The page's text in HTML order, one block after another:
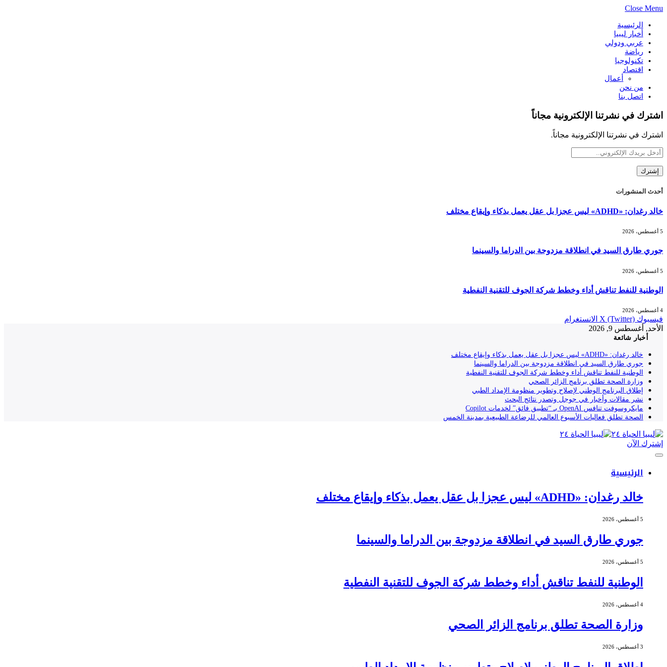
Close Menu
الرئيسية
أخبار ليبيا
عربي ودولي
رياضة
تكنولوجيا
اقتصاد
أعمال
من نحن
اتصل بنا
اشترك في نشرتنا الإلكترونية مجاناً
اشترك في نشرتنا الإلكترونية مجاناً.
أحدث المنشورات
خالد رغدان: «ADHD» ليس عجزا بل عقل يعمل بذكاء وإيقاع مختلف
5 أغسطس، 2026
جوري طارق السيد في انطلاقة مزدوجة بين الدراما والسينما
5 أغسطس، 2026
الوطنية للنفط تناقش أداء وخطط شركة الجوف للتقنية النفطية
4 أغسطس، 2026
فيسبوك X (Twitter) الانستغرام
الأحد, أغسطس 9, 2026
أخبار شائعة
خالد رغدان: «ADHD» ليس عجزا بل عقل يعمل بذكاء وإيقاع مختلف
جوري طارق السيد في انطلاقة مزدوجة بين الدراما والسينما
الوطنية للنفط تناقش أداء وخطط شركة الجوف للتقنية النفطية
وزارة الصحة تطلق برنامج الزائر الصحي
إطلاق البرنامج الوطني لإصلاح وتطوير منظومة الإمداد الطبي
نشر مقالات وأخبار في جوجل وتصدر نتائج البحث
مايكروسوفت تنافس OpenAI بـ “تطبيق فائق” لخدمات Copilot
الصحة تطلق فعاليات الأسبوع العالمي للرضاعة الطبيعية بمدينة الخمس
إشترك الآن
الرئيسية
خالد رغدان: «ADHD» ليس عجزا بل عقل يعمل بذكاء وإيقاع مختلف
5 أغسطس، 2026
جوري طارق السيد في انطلاقة مزدوجة بين الدراما والسينما
5 أغسطس، 2026
الوطنية للنفط تناقش أداء وخطط شركة الجوف للتقنية النفطية
4 أغسطس، 2026
وزارة الصحة تطلق برنامج الزائر الصحي
3 أغسطس، 2026